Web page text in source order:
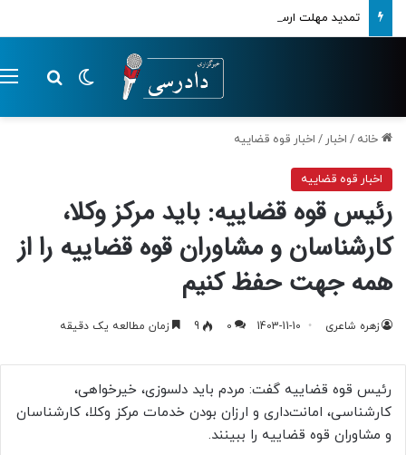
تمدید مهلت ارسال اظهارنامه‌های مالیاتی تا پایان تابستان 1405
تغییر پوسته
خانه / اخبار / اخبار قوه قضاییه
اخبار قوه قضاییه
رئیس قوه قضاییه: باید مرکز وکلا،
کارشناسان و مشاوران قوه قضاییه را از
همه جهت حفظ کنیم
زهره شاعری 1403-11-10
0
9 زمان مطالعه یک دقیقه
رئیس قوه قضاییه گفت: مردم باید دلسوزی، خیرخواهی،
کارشناسی، امانت‌داری و ارزان بودن خدمات مرکز وکلا، کارشناسان
و مشاوران قوه قضاییه را ببینند.